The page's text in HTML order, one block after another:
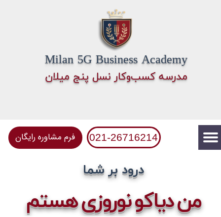
​مدرسه کسب‌وکار نسل پنج میلان
Milan 5G Business Academy
فرم مشاوره رایگان 021-26716214
​ درود بر شما
من دیاکو نوروزی هستم